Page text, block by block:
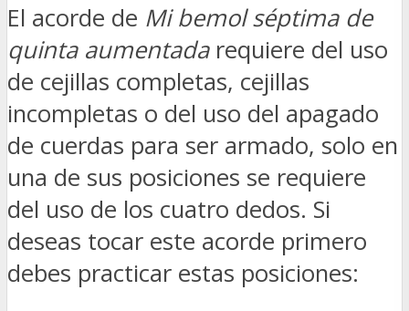
El acorde de Mi bemol séptima de
quinta aumentadarequiere del uso
de cejillas completas, cejillas
incompletas o del uso del apagado
de cuerdas para ser armado, solo en
una de sus posiciones se requiere
del uso de los cuatro dedos. Si
deseas tocar este acorde primero
debes practicar estas posiciones: